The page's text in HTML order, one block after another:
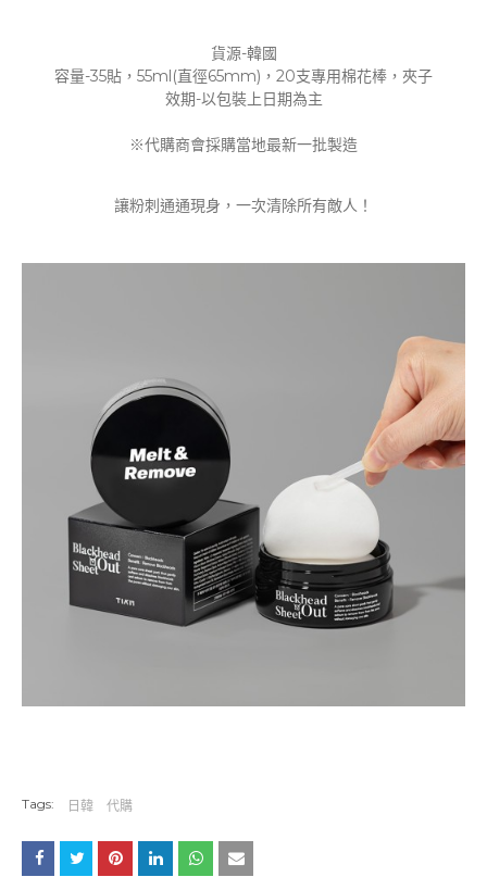
貨源-韓國
容量-35貼，55ml(直徑65mm)，20支專用棉花棒，夾子
效期-以包裝上日期為主
※代購商會採購當地最新一批製造
讓粉刺通通現身，一次清除所有敵人！
Tags: 日韓 代購